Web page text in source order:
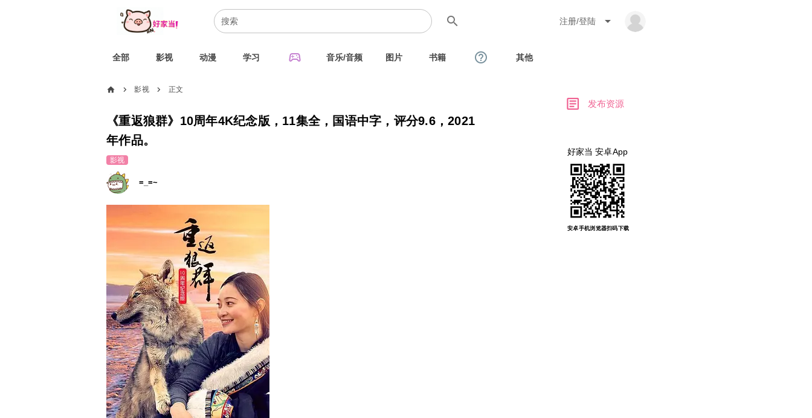
search 注册/登陆 arrow_drop_down
全部 影视 动漫 学习 sports_esports 音乐/音频 图片 书籍 help_outline 其他
home chevron_right 影视 chevron_right 正文
《重返狼群》10周年4K纪念版，11集全，国语中字，评分9.6，2021
年作品。
影视
=_=~
article 发布资源
好家当 安卓App
安卓手机浏览器扫码下载